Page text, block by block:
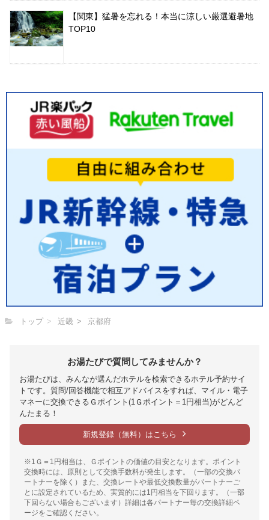
【関東】猛暑を忘れる！本当に涼しい厳選避暑地
TOP10
トップ 近畿 京都府
お湯たびで質問してみませんか？
お湯たびは、みんなが選んだホテルを検索できるホテル予約サイ
トです。質問/回答機能で相互アドバイスをすれば、マイル・電子
マネーに交換できるＧポイント(1Ｇポイント＝1円相当)がどんど
んたまる！
新規登録（無料）はこちら
※1Ｇ＝1円相当は、Ｇポイントの価値の目安となります。ポイント
交換時には、原則として交換手数料が発生します。（一部の交換パ
ートナーを除く）また、交換レートや最低交換数量がパートナーご
とに設定されているため、実質的には1円相当を下回ります。（一部
下回らない場合もございます）詳細は各パートナー毎の交換詳細ペ
ージをご確認ください。